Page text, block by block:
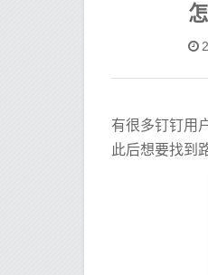
有很多钉钉用
此后想要找到